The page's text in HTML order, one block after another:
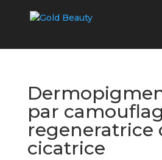
par
regeneratrice
cicatrice